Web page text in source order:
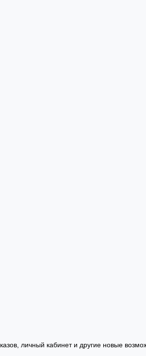
личный кабинет и другие новые